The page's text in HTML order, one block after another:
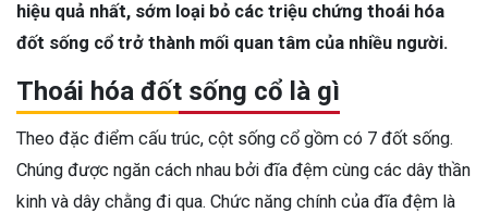
hiệu quả nhất, sớm loại bỏ các triệu chứng thoái hóa
đốt sống cổ trở thành mối quan tâm của nhiều người.
Thoái hóa đốt sống cổ là gì
Theo đặc điểm cấu trúc, cột sống cổ gồm có 7 đốt sống.
Chúng được ngăn cách nhau bởi đĩa đệm cùng các dây thần
kinh và dây chằng đi qua. Chức năng chính của đĩa đệm là